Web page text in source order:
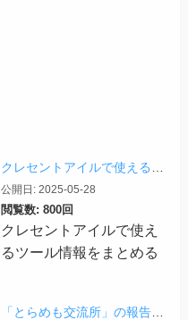
公開日: 2025-05-28
閲覧数: 800回
クレセントアイルで使え
るツール情報をまとめる
「とらめも交流所」の報告 2026/08/03